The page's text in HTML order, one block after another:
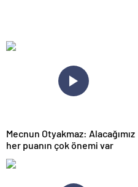
Mecnun Otyakmaz: Alacağımız
her puanın çok önemi var